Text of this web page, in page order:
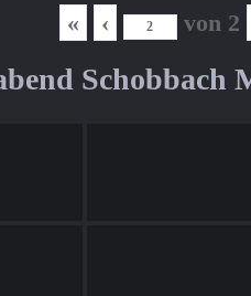
« ‹ von 2
Schobbach